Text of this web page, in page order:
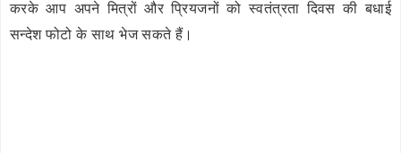
करके आप अपने मित्रों और प्रियजनों को स्वतंत्रता दिवस की बधाई
सन्देश फोटो के साथ भेज सकते हैं।